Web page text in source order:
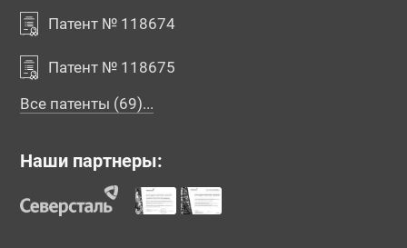
№196693
Патент № 118674
Патент № 118675
Все патенты (69)...
Наши партнеры: